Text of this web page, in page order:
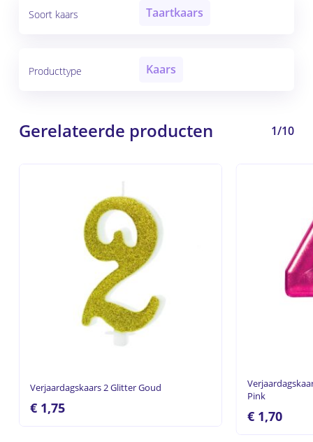
Soort kaars Taartkaars
Producttype Kaars
Gerelateerde producten 1/10
Verjaardagskaars 2 Glitter Goud
€1,75
Pink
€1,70